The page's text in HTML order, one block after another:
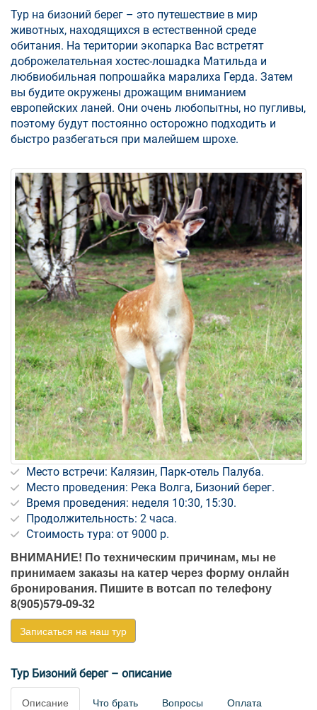
Тур на бизоний берег – это путешествие в мир
животных, находящихся в естественной среде
обитания. На територии экопарка Вас встретят
доброжелательная хостес-лошадка Матильда и
любвиобильная попрошайка маралиха Герда. Затем
вы будите окружены дрожащим вниманием
европейских ланей. Они очень любопытны, но пугливы,
поэтому будут постоянно осторожно подходить и
быстро разбегаться при малейшем шрохе.
Место встречи: Калязин, Парк-отель Палуба.
Место проведения: Река Волга, Бизоний берег.
Время проведения: неделя 10:30, 15:30.
Продолжительность: 2 часа.
Стоимость тура: от 9000 р.
ВНИМАНИЕ! По техническим причинам, мы не
принимаем заказы на катер через форму онлайн
бронирования. Пишите в вотсап по телефону
8(905)579-09-32
Записаться на наш тур
Тур Бизоний берег – описание
Описание Что брать Вопросы Оплата